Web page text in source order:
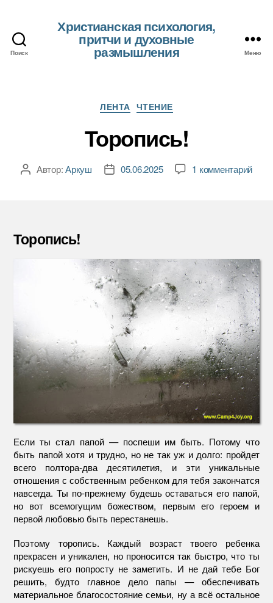
Поиск
Христианская психология,
притчи и духовные
размышления Меню
Рубрики
ЛЕНТА ЧТЕНИЕ
Торопись!
АвторАвтор:Аркуш
Дата05.06.2025 1 комментарийк
Торопись!
Если ты стал папой — поспеши им быть. Потому что
быть папой хотя и трудно, но не так уж и долго: пройдет
всего полтора-два десятилетия, и эти уникальные
отношения с собственным ребенком для тебя закончатся
навсегда. Ты по-прежнему будешь оставаться его папой,
но вот всемогущим божеством, первым его героем и
первой любовью быть перестанешь.
Поэтому торопись. Каждый возраст твоего ребенка
прекрасен и уникален, но проносится так быстро, что ты
рискуешь его попросту не заметить. И не дай тебе Бог
решить, будто главное дело папы — обеспечивать
материальное благосостояние семьи, ну а всё остальное